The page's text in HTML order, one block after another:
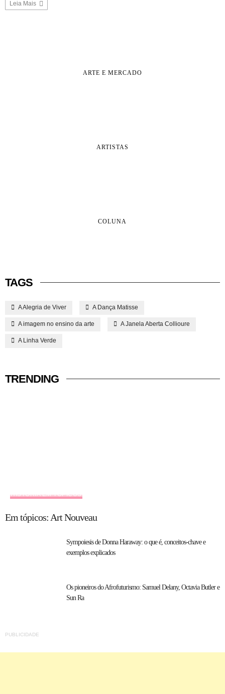
Leia Mais
ARTE E MERCADO
ARTISTAS
COLUNA
TAGS
A Alegria de Viver A Dança Matisse
A imagem no ensino da arte A Janela Aberta Collioure
A Linha Verde
TRENDING
HISTÓRIA EM TÓPICOS
Em tópicos: Art Nouveau
Sympoiesis de Donna Haraway: o que é, conceitos-chave e
exemplos explicados
Os pioneiros do Afrofuturismo: Samuel Delany, Octavia Butler e
Sun Ra
PUBLICIDADE